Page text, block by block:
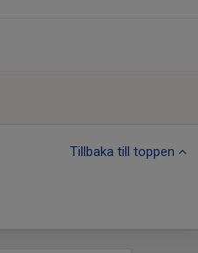
Tillbaka till toppen